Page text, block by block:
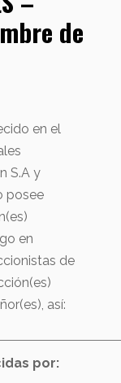
de
en el
S.A y
posee
en
de
así:
por: